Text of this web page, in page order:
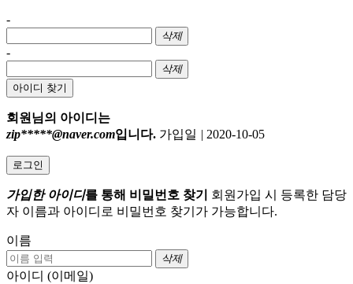
-
삭제
-
삭제
아이디 찾기
회원님의 아이디는
zip*****@naver.com입니다. 가입일 | 2020-10-05
로그인
가입한 아이디를 통해 비밀번호 찾기
회원가입 시 등록한 담당
자 이름과 아이디로 비밀번호 찾기가 가능합니다.
이름
삭제
아이디 (이메일)